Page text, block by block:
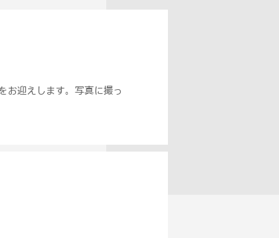
お迎えします。写真に撮っ